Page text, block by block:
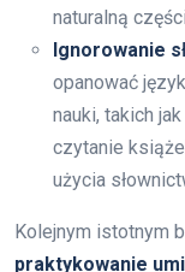
naturalną
Ignorowanie
opanować
nauki, takich
czytanie
użycia
Kolejnym istotnym
praktykowanie